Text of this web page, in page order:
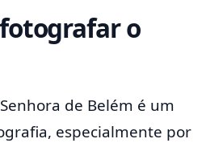
o
de Belém é um
especialmente por